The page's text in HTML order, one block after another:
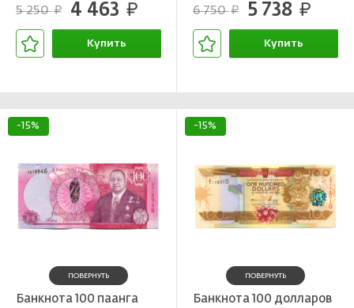
5 250руб. 4 463 руб.
Купить
6 750руб. 5 738 руб.
Купить
-15%
ПОВЕРНУТЬ
Банкнота 100 паанга
-15%
ПОВЕРНУТЬ
Банкнота 100 долларов